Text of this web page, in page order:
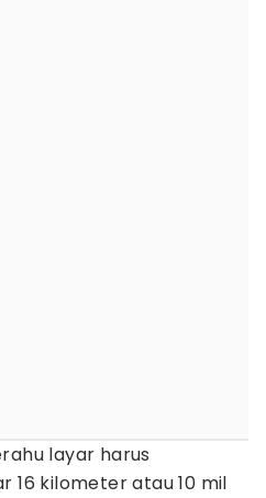
layar harus
16 kilometer atau 10 mil